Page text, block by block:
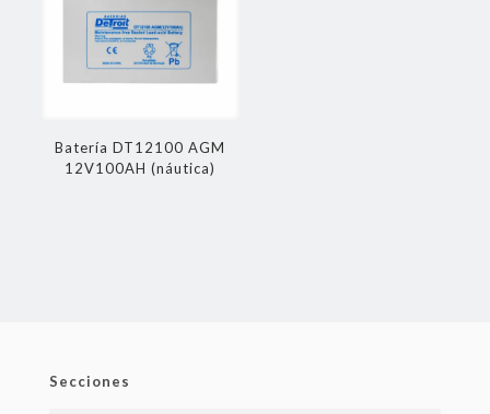
Batería DT12100 AGM
12V100AH (náutica)
Secciones